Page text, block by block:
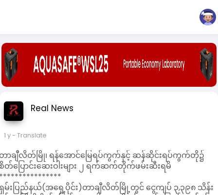
Real News
1 y- Translate
ာချီလိတ်မြို၊ ရန်အောင်မြေရပ်ကွက်နှင့် ဆန်ဆိုင်းရပ်ကွက်တို၌
တ်ပြောင်းဆေးဝါးများ ၂ ရက်ဆက်တိုက်ဖမ်းဆီးရမိ
မ်းပြည်နယ်(အရှေ့ပိုင်း)တာချီလိတ်မြို့တွင် ငွေကျပ် ၃,၃၉၈ သိန်း